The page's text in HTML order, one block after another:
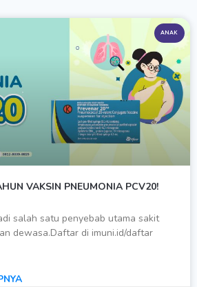
ANAK
VAKSIN PNEUMONIA PCV20!
salah satu penyebab utama sakit
dewasa.Daftar di imuni.id/daftar